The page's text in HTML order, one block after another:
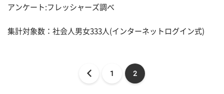
アンケート:フレッシャーズ調べ
集計対象数：社会人男女333人(インターネットログイン式)
1 2